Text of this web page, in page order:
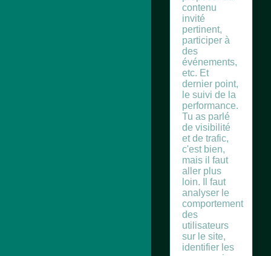
contenu
invité
pertinent,
participer à
des
événements,
etc. Et
dernier point,
le suivi de la
performance.
Tu as parlé
de visibilité
et de trafic,
c'est bien,
mais il faut
aller plus
loin. Il faut
analyser le
comportement
des
utilisateurs
sur le site,
identifier les